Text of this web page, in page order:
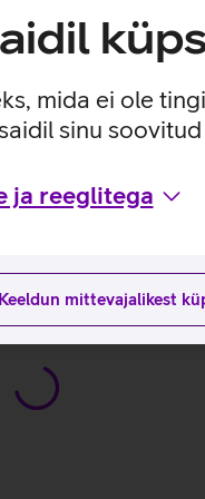
mida ei ole
sinu
ja reeglitega
Keeldun mittevajalikest